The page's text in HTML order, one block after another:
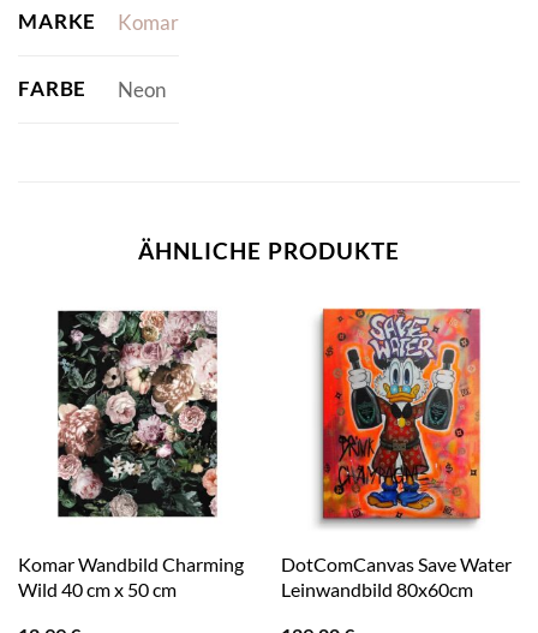
MARKE Komar
FARBE Neon
ÄHNLICHE PRODUKTE
Komar Wandbild Charming
Wild 40 cm x 50 cm
DotComCanvas Save Water
Leinwandbild 80x60cm